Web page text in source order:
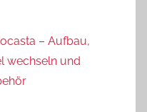
– Aufbau,
wechseln und